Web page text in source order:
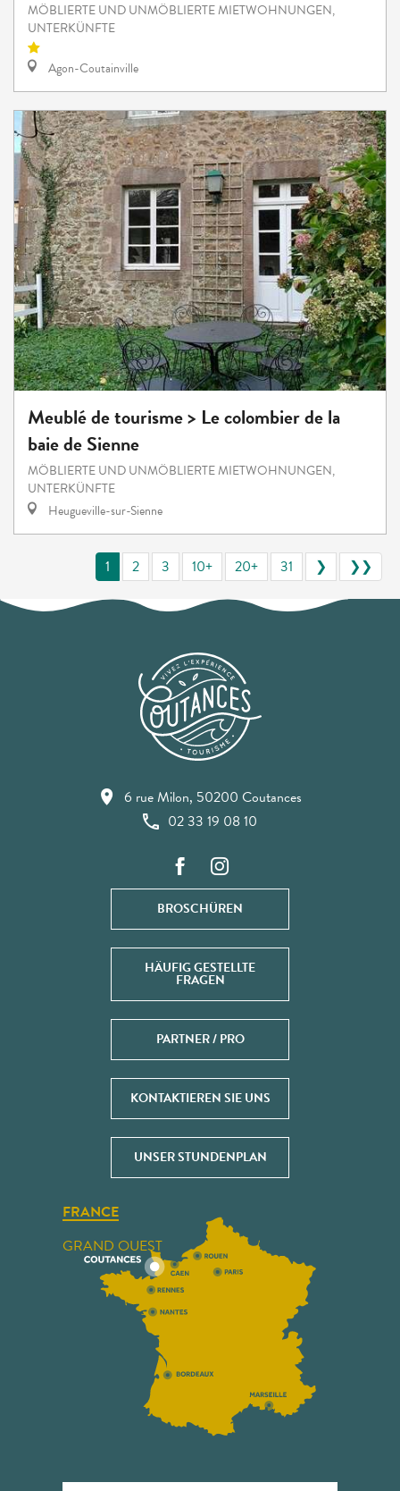
MÖBLIERTE UND UNMÖBLIERTE MIETWOHNUNGEN,
UNTERKÜNFTE
Agon-Coutainville
Meublé de tourisme > Le colombier de la
baie de Sienne
MÖBLIERTE UND UNMÖBLIERTE MIETWOHNUNGEN,
UNTERKÜNFTE
Heugueville-sur-Sienne
1 2 3 10+ 20+ 31 ❯ ❯❯
6 rue Milon, 50200 Coutances
02 33 19 08 10
BROSCHÜREN
HÄUFIG GESTELLTE
FRAGEN
PARTNER / PRO
KONTAKTIEREN SIE UNS
UNSER STUNDENPLAN
FRANCE
GRAND OUEST